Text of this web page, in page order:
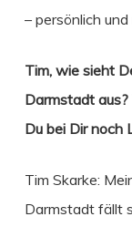
– persönlich
Tim, wie sieht
Darmstadt
Du bei Dir noch
Tim Skarke:
Darmstadt fällt